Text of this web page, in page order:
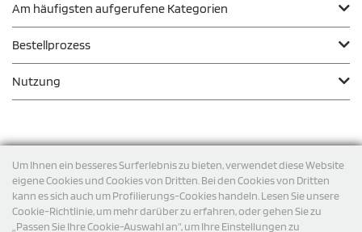
Um Ihnen ein besseres Surferlebnis zu bieten, verwendet diese Website
eigene Cookies und Cookies von Dritten. Bei den Cookies von Dritten
kann es sich auch um Profilierungs-Cookies handeln. Lesen Sie unsere
Cookie-Richtlinie, um mehr darüber zu erfahren, oder gehen Sie zu
„Passen Sie Ihre Cookie-Auswahl an“, um Ihre Einstellungen zu
Am häufigsten aufgerufene Kategorien
Bestellprozess
Nutzung
Versand